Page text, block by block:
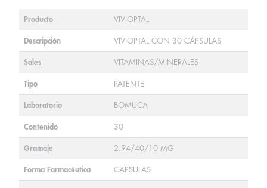
Producto VIVIOPTAL
Descripción VIVIOPTAL CON 30 CÁPSULAS
Sales VITAMINAS/MINERALES
Tipo PATENTE
Laboratorio BOMUCA
Contenido 30
Gramaje 2.94/40/10 MG
Forma Farmacéutica CAPSULAS